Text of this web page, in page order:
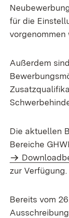
für die
vorgenommen
Außerdem
Die aktuellen
Bereiche
zur Verfügung.
Bereits vom